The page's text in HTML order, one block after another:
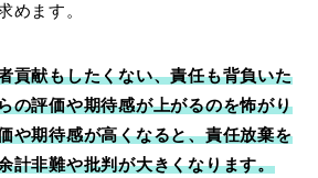
めます。
貢献もしたくない、責任も背負いた
の評価や期待感が上がるのを怖がり
や期待感が高くなると、責任放棄を
計非難や批判が大きくなります。